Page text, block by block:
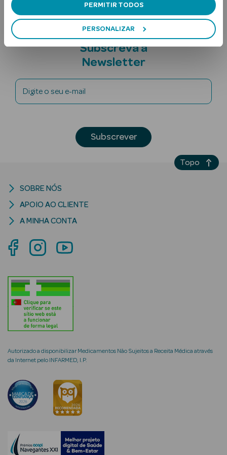
PERMITIR TODOS
PERSONALIZAR
Ver Tudo
Solares Bebé e
Rosto e
Ver Tudo
Cosmética
Séruns Faciais
Creme de Olhos
envelhecimento
Subscreva a
Newsletter
Digite o seu e-mail
Subscrever
Autorizado a disponibilizar Medicamentos Não Sujeitos a Receita Médica através
da Internet pelo INFARMED, I.P.
SOBRE NÓS
APOIO AO CLIENTE
A MINHA CONTA
Topo